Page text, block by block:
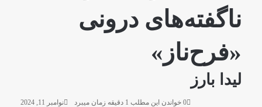
ناگفته‌های درونی
«فرح‌ناز»
لیدا بارز
نوامبر 11, 2024 0 خواندن این مطلب 1 دقیقه زمان میبرد